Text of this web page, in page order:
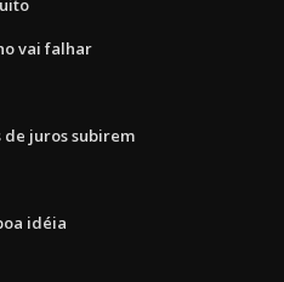
vai falhar
de juros subirem
idéia